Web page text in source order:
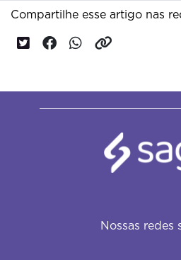
Compartilhe esse artigo nas
Nossas redes